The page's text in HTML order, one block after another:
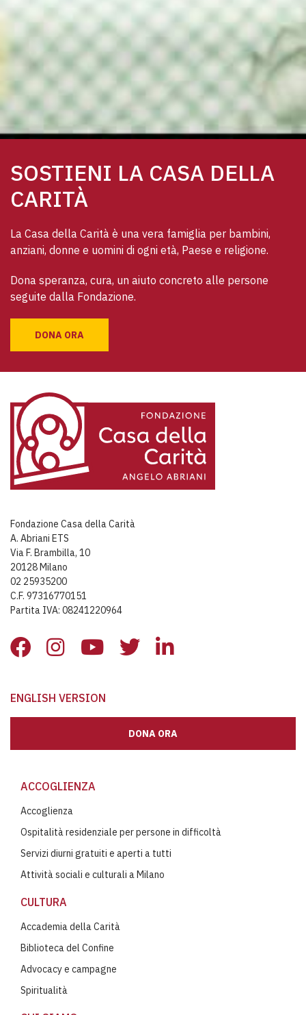
SOSTIENI LA CASA DELLA
CARITÀ
La Casa della Carità è una vera famiglia per bambini,
anziani, donne e uomini di ogni età, Paese e religione.
Dona speranza, cura, un aiuto concreto alle persone
seguite dalla Fondazione.
DONA ORA
Fondazione Casa della Carità
A. Abriani ETS
Via F. Brambilla, 10
20128 Milano
02 25935200
C.F. 97316770151
Partita IVA: 08241220964
ENGLISH VERSION
DONA ORA
ACCOGLIENZA
Accoglienza
Ospitalità residenziale per persone in difficoltà
Servizi diurni gratuiti e aperti a tutti
Attività sociali e culturali a Milano
CULTURA
Accademia della Carità
Biblioteca del Confine
Advocacy e campagne
Spiritualità